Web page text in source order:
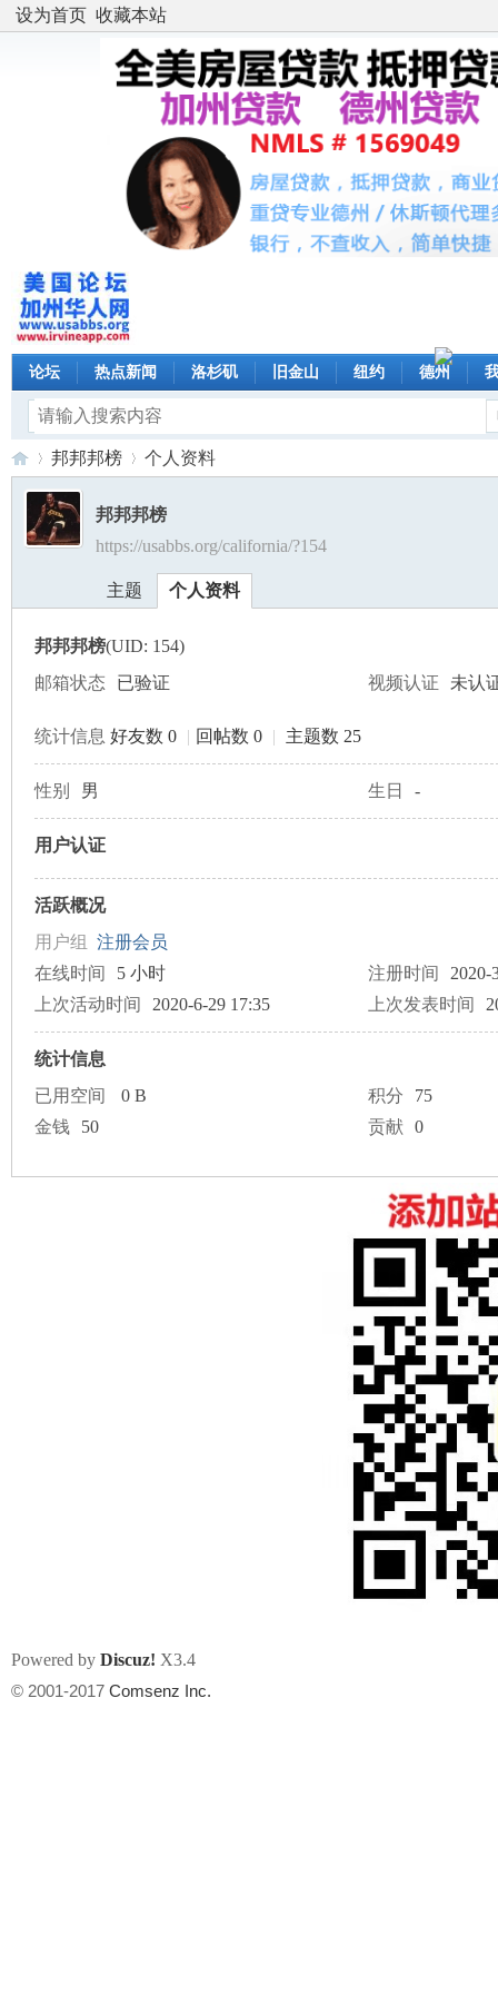
设为首页 收藏本站
论坛 热点新闻 洛杉矶 旧金山 纽约 德州
美
州
›
邦邦邦榜
›
个人资料
邦邦邦榜
https://usabbs.org/california/?154
主题 个人资料
邦邦邦榜(UID: 154)
邮箱状态
已验证 视频认证 未认
统计信息 好友数 0 | 回帖数 0 | 主题数 25
性别 男 生日 -
用户认证
活跃概况
用户组 注册会员
在线时间
5 小时 注册时间
2020-
上次活动时间
2020-6-29 17:35 上次发表时间
统计信息
已用空间
0 B 积分
75
金钱
50 贡献 0
Powered by Discuz! X3.4
© 2001-2017 Comsenz Inc.